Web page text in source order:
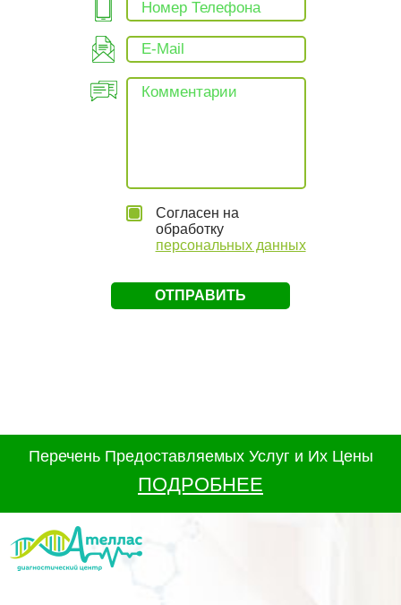
Согласен на
обработку
персональных данных
Перечень Предоставляемых Услуг и Их Цены
ПОДРОБНЕЕ